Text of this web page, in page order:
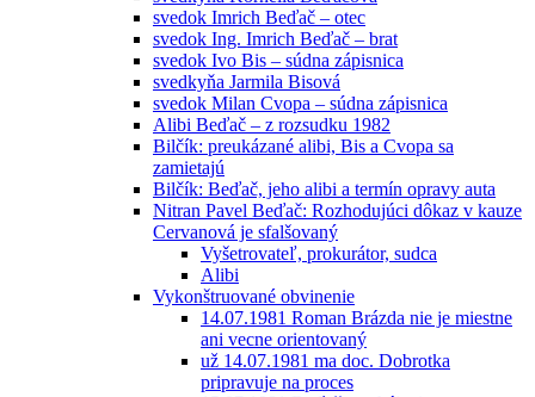
svedok Imrich Beďač – otec
svedok Ing. Imrich Beďač – brat
svedok Ivo Bis – súdna zápisnica
svedkyňa Jarmila Bisová
svedok Milan Cvopa – súdna zápisnica
Alibi Beďač – z rozsudku 1982
Bilčík: preukázané alibi, Bis a Cvopa sa
zamietajú
Bilčík: Beďač, jeho alibi a termín opravy auta
Nitran Pavel Beďač: Rozhodujúci dôkaz v kauze
Cervanová je sfalšovaný
Vyšetrovateľ, prokurátor, sudca
Alibi
Vykonštruované obvinenie
14.07.1981 Roman Brázda nie je miestne
ani vecne orientovaný
už 14.07.1981 ma doc. Dobrotka
pripravuje na proces